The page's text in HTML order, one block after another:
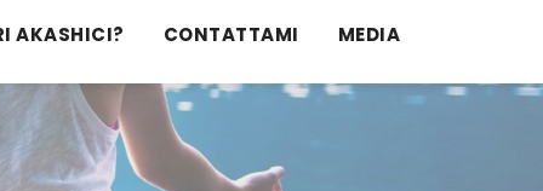
AKASHICI? CONTATTAMI MEDIA